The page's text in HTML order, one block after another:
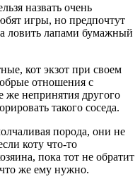
назвать очень
игры, но предпочтут
ловить лапами бумажный
кот экзот при своем
отношения с
же непринятия другого
такого соседа.
порода, они не
коту что-то
пока тот не обратит
же ему нужно.